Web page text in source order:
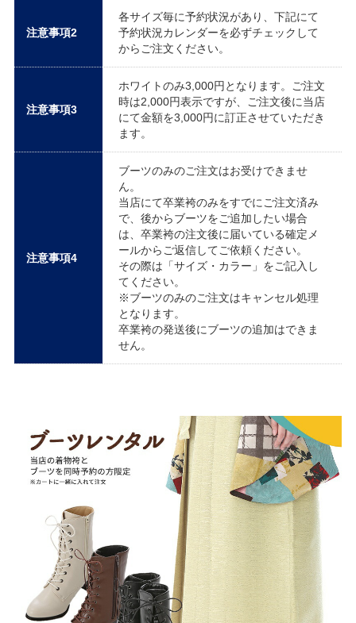
注意事項2
各サイズ毎に予約状況があり、下記にて
予約状況カレンダーを必ずチェックして
からご注文ください。
注意事項3
ホワイトのみ3,000円となります。ご注文
時は2,000円表示ですが、ご注文後に当店
にて金額を3,000円に訂正させていただき
ます。
注意事項4
ブーツのみのご注文はお受けできませ
ん。
当店にて卒業袴のみをすでにご注文済み
で、後からブーツをご追加したい場合
は、卒業袴の注文後に届いている確定メ
ールからご返信してご依頼ください。
その際は「サイズ・カラー」をご記入し
てください。
※ブーツのみのご注文はキャンセル処理
となります。
卒業袴の発送後にブーツの追加はできま
せん。